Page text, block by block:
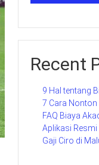
Recent
9 Hal tentang
7 Cara Nonton
FAQ Biaya
Aplikasi
Gaji Ciro di